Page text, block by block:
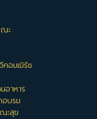
ณะ
อมเมิร์ซ
อาหาร
บรม
ะสุข